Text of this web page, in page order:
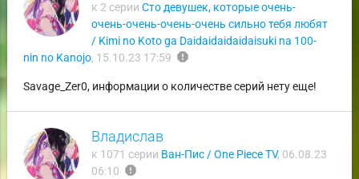
к 2 серии Сто девушек, которые очень-
очень-очень-очень-очень сильно тебя любят
/ Kimi no Koto ga Daidaidaidaidaisuki na 100-
nin no Kanojo, 15.10.23 17:59 report
Savage_Zer0, информации о количестве серий нету еще!
Владислав
к 1071 серии Ван-Пис / One Piece TV, 06.08.23
06:10 report